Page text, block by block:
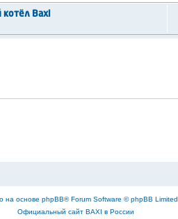
Baxi
на основе phpBB® Forum Software © phpBB Limited
Официальный сайт BAXI в России